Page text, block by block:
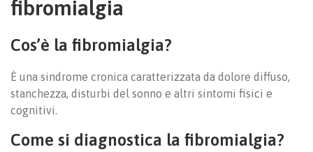
fibromialgia
Cos’è la fibromialgia?
È una sindrome cronica caratterizzata da dolore diffuso,
stanchezza, disturbi del sonno e altri sintomi fisici e
cognitivi.
Come si diagnostica la fibromialgia?